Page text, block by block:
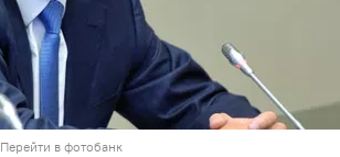
Перейти в фотобанк